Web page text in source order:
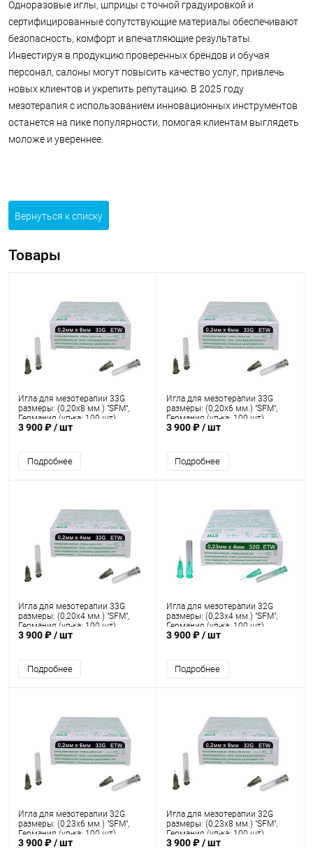
Одноразовые иглы, шприцы с точной градуировкой и
сертифицированные сопутствующие материалы обеспечивают
безопасность, комфорт и впечатляющие результаты.
Инвестируя в продукцию проверенных брендов и обучая
персонал, салоны могут повысить качество услуг, привлечь
новых клиентов и укрепить репутацию. В 2025 году
мезотерапия с использованием инновационных инструментов
останется на пике популярности, помогая клиентам выглядеть
моложе и увереннее.
Вернуться к списку
Товары
Игла для мезотерапии 33G
размеры: (0,20х8 мм.) "SFM",
Германия (уп-ка: 100 шт)
3 900 ₽/ шт
Подробнее
Игла для мезотерапии 33G
размеры: (0,20х6 мм.) "SFM",
Германия (уп-ка: 100 шт)
3 900 ₽/ шт
Подробнее
Игла для мезотерапии 33G
размеры: (0,20х4 мм.) "SFM",
Германия (уп-ка: 100 шт)
3 900 ₽/ шт
Подробнее
Игла для мезотерапии 32G
размеры: (0,23х4 мм.) "SFM",
Германия (уп-ка: 100 шт)
3 900 ₽/ шт
Подробнее
Игла для мезотерапии 32G
размеры: (0,23х6 мм.) "SFM",
Германия (уп-ка: 100 шт)
3 900 ₽/ шт
Игла для мезотерапии 32G
размеры: (0,23х8 мм.) "SFM",
Германия (уп-ка: 100 шт)
3 900 ₽/ шт